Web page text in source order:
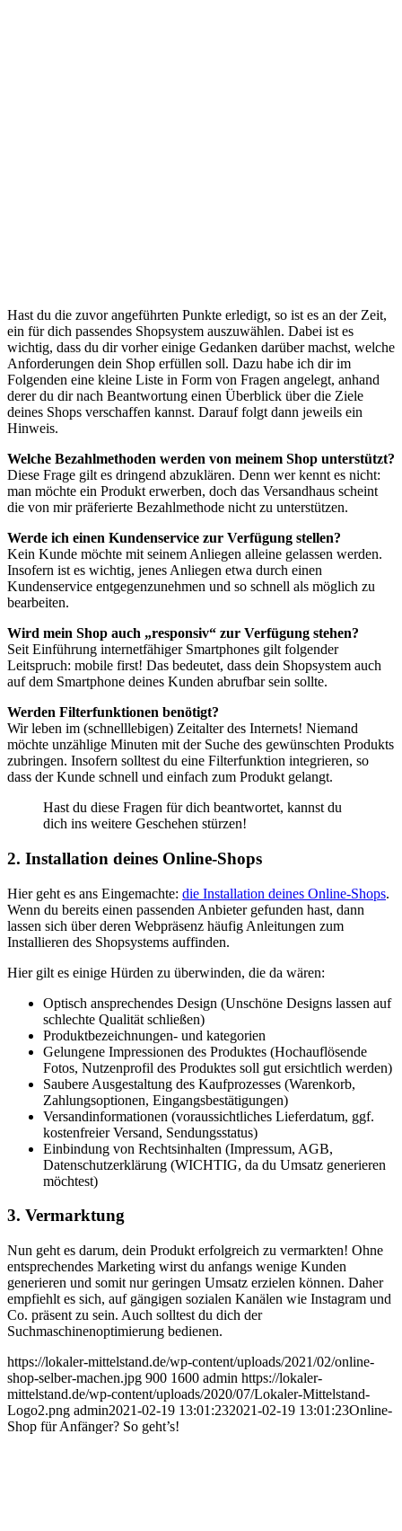
Hast du die zuvor angeführten Punkte erledigt, so ist es an der Zeit,
ein für dich passendes Shopsystem auszuwählen. Dabei ist es
wichtig, dass du dir vorher einige Gedanken darüber machst, welche
Anforderungen dein Shop erfüllen soll. Dazu habe ich dir im
Folgenden eine kleine Liste in Form von Fragen angelegt, anhand
derer du dir nach Beantwortung einen Überblick über die Ziele
deines Shops verschaffen kannst. Darauf folgt dann jeweils ein
Hinweis.
Welche Bezahlmethoden werden von meinem Shop unterstützt?
Diese Frage gilt es dringend abzuklären. Denn wer kennt es nicht:
man möchte ein Produkt erwerben, doch das Versandhaus scheint
die von mir präferierte Bezahlmethode nicht zu unterstützen.
Werde ich einen Kundenservice zur Verfügung stellen?
Kein Kunde möchte mit seinem Anliegen alleine gelassen werden.
Insofern ist es wichtig, jenes Anliegen etwa durch einen
Kundenservice entgegenzunehmen und so schnell als möglich zu
bearbeiten.
Wird mein Shop auch „responsiv“ zur Verfügung stehen?
Seit Einführung internetfähiger Smartphones gilt folgender
Leitspruch: mobile first! Das bedeutet, dass dein Shopsystem auch
auf dem Smartphone deines Kunden abrufbar sein sollte.
Werden Filterfunktionen benötigt?
Wir leben im (schnelllebigen) Zeitalter des Internets! Niemand
möchte unzählige Minuten mit der Suche des gewünschten Produkts
zubringen. Insofern solltest du eine Filterfunktion integrieren, so
dass der Kunde schnell und einfach zum Produkt gelangt.
Hast du diese Fragen für dich beantwortet, kannst du
dich ins weitere Geschehen stürzen!
2. Installation deines Online-Shops
Hier geht es ans Eingemachte: die Installation deines Online-Shops.
Wenn du bereits einen passenden Anbieter gefunden hast, dann
lassen sich über deren Webpräsenz häufig Anleitungen zum
Installieren des Shopsystems auffinden.
Hier gilt es einige Hürden zu überwinden, die da wären:
Optisch ansprechendes Design (Unschöne Designs lassen auf
schlechte Qualität schließen)
Produktbezeichnungen- und kategorien
Gelungene Impressionen des Produktes (Hochauflösende
Fotos, Nutzenprofil des Produktes soll gut ersichtlich werden)
Saubere Ausgestaltung des Kaufprozesses (Warenkorb,
Zahlungsoptionen, Eingangsbestätigungen)
Versandinformationen (voraussichtliches Lieferdatum, ggf.
kostenfreier Versand, Sendungsstatus)
Einbindung von Rechtsinhalten (Impressum, AGB,
Datenschutzerklärung (WICHTIG, da du Umsatz generieren
möchtest)
3. Vermarktung
Nun geht es darum, dein Produkt erfolgreich zu vermarkten! Ohne
entsprechendes Marketing wirst du anfangs wenige Kunden
generieren und somit nur geringen Umsatz erzielen können. Daher
empfiehlt es sich, auf gängigen sozialen Kanälen wie Instagram und
Co. präsent zu sein. Auch solltest du dich der
Suchmaschinenoptimierung bedienen.
https://lokaler-mittelstand.de/wp-content/uploads/2021/02/online-
shop-selber-machen.jpg 900 1600 admin https://lokaler-
mittelstand.de/wp-content/uploads/2020/07/Lokaler-Mittelstand-
Logo2.png admin2021-02-19 13:01:232021-02-19 13:01:23Online-
Shop für Anfänger? So geht’s!